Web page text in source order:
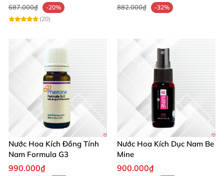
687.000₫
-20%
(20)
882.000₫ -32%
Nước Hoa Kích Đồng Tính
Nam Formula G3
990.000₫
Nước Hoa Kích Dục Nam Be
Mine
900.000₫